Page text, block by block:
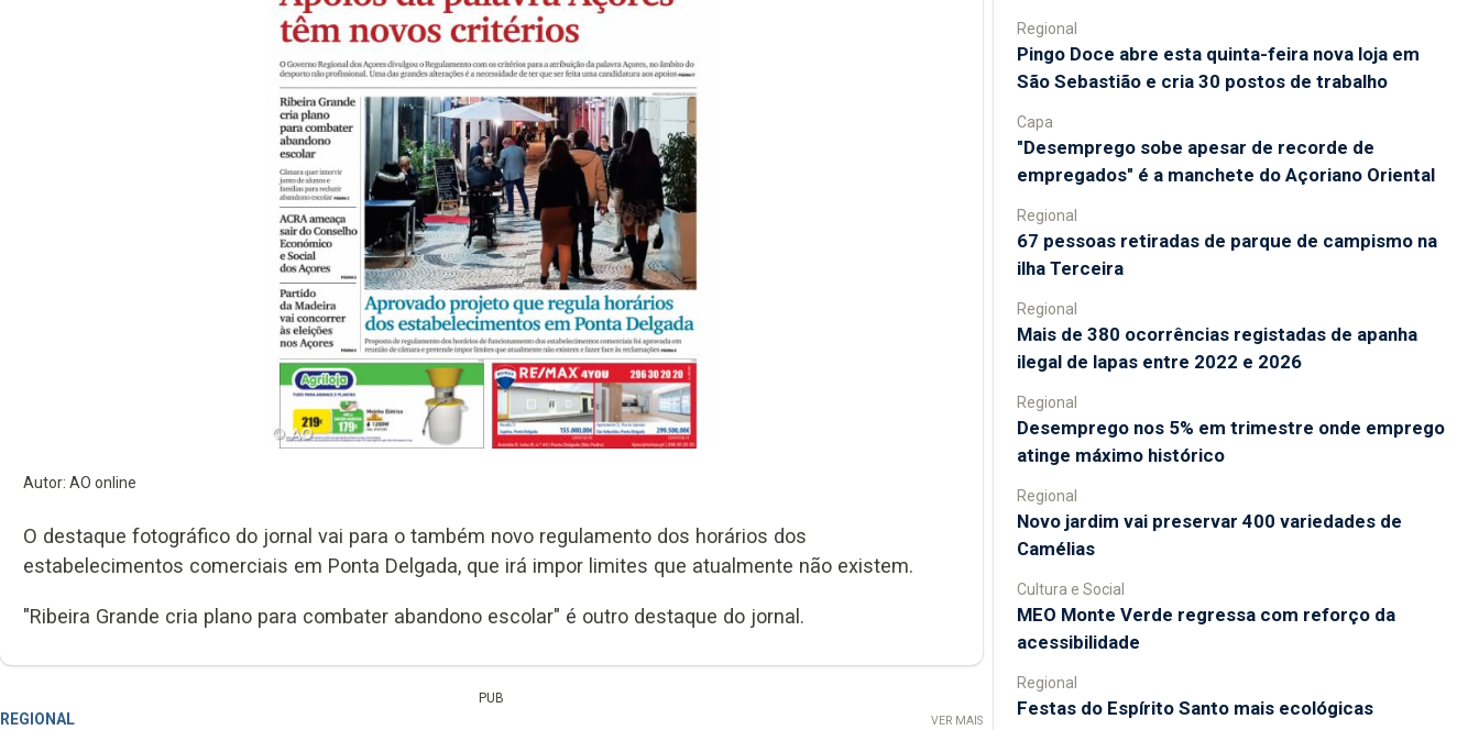
Autor: AO online
O destaque fotográfico do jornal vai para o também novo regulamento dos horários dos
estabelecimentos comerciais em Ponta Delgada, que irá impor limites que atualmente não existem.
"Ribeira Grande cria plano para combater abandono escolar" é outro destaque do jornal.
PUB
REGIONAL VER MAIS
Regional
Pingo Doce abre esta quinta-feira nova loja em
São Sebastião e cria 30 postos de trabalho
Capa
"Desemprego sobe apesar de recorde de
empregados" é a manchete do Açoriano Oriental
Regional
67 pessoas retiradas de parque de campismo na
ilha Terceira
Regional
Mais de 380 ocorrências registadas de apanha
ilegal de lapas entre 2022 e 2026
Regional
Desemprego nos 5% em trimestre onde emprego
atinge máximo histórico
Regional
Novo jardim vai preservar 400 variedades de
Camélias
Cultura e Social
MEO Monte Verde regressa com reforço da
acessibilidade
Regional
Festas do Espírito Santo mais ecológicas